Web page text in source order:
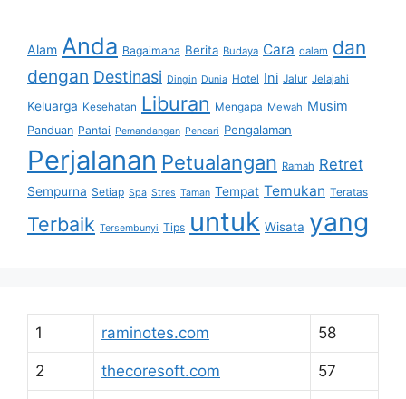
Alam Anda Bagaimana Berita Budaya Cara dalam dan
dengan Destinasi Dingin Dunia Hotel Ini Jalur Jelajahi
Keluarga Kesehatan Liburan Mengapa Mewah Musim
Panduan Pantai Pemandangan Pencari Pengalaman
Perjalanan Petualangan Ramah Retret
Sempurna Setiap Spa Stres Taman Tempat Temukan Teratas
Terbaik Tersembunyi Tips untuk Wisata yang
1 raminotes.com 58
2 thecoresoft.com 57